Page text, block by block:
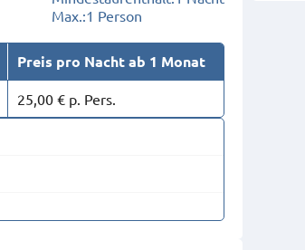
Max.:1 Person
Preis pro Nacht ab 1 Monat
25,00 € p. Pers.